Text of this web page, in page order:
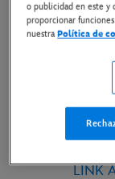
LA BANDA
LINK
o publicidad en este y
proporcionar
nuestraPolítica de